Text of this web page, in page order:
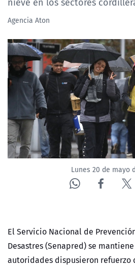
Agencia Aton
Lunes 20 de mayo
El Servicio Nacional de
Desastres (Senapred) se
autoridades dispusieron refuerzo